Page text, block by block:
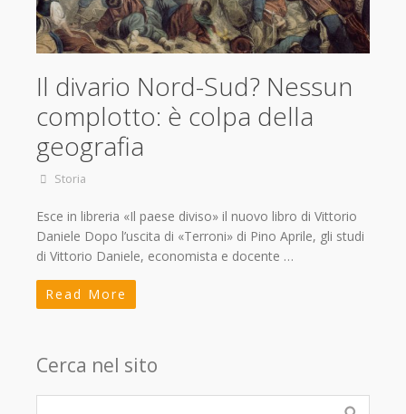
Il divario Nord-Sud? Nessun
complotto: è colpa della
geografia
Storia
Esce in libreria «Il paese diviso» il nuovo libro di Vittorio
Daniele Dopo l’uscita di «Terroni» di Pino Aprile, gli studi
di Vittorio Daniele, economista e docente …
Read More
Cerca nel sito